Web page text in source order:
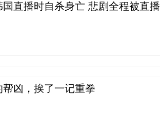
国直播时自杀身亡 悲剧全程被直播
凶，挨了一记重拳